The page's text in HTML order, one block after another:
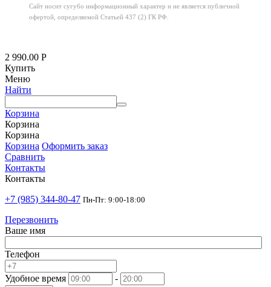
Сайт носит сугубо информационный характер и не является публичной
офертой, определяемой Статьей 437 (2) ГК РФ.
2 990.00 Р
Купить
Меню
Найти
Корзина
Корзина
Корзина
Корзина Оформить заказ
Сравнить
Контакты
Контакты
+7 (985) 344-80-47 Пн-Пт: 9:00-18:00
Перезвонить
Ваше имя
Телефон
Удобное время -